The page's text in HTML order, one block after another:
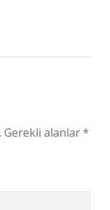
Gerekli alanlar*